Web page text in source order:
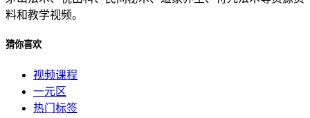
料和教学视频。
猜你喜欢
视频课程
一元区
热门标签